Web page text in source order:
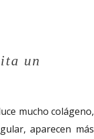
un
mucho colágeno,
aparecen más